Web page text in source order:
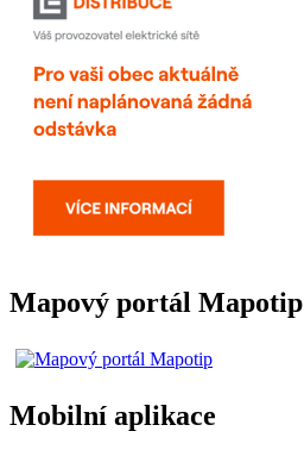
Mapový portál Mapotip
Mobilní aplikace